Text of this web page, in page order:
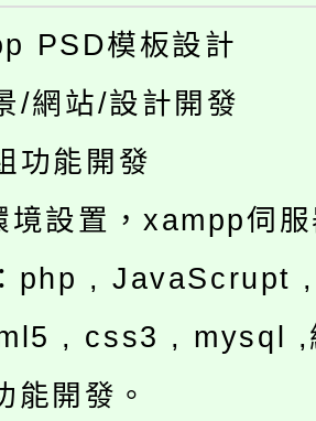
PSD模板設計
/網站/設計開發
功能開發
境設置，xampp伺
php , JavaScrupt
, css3 , mysql ,
能開發。